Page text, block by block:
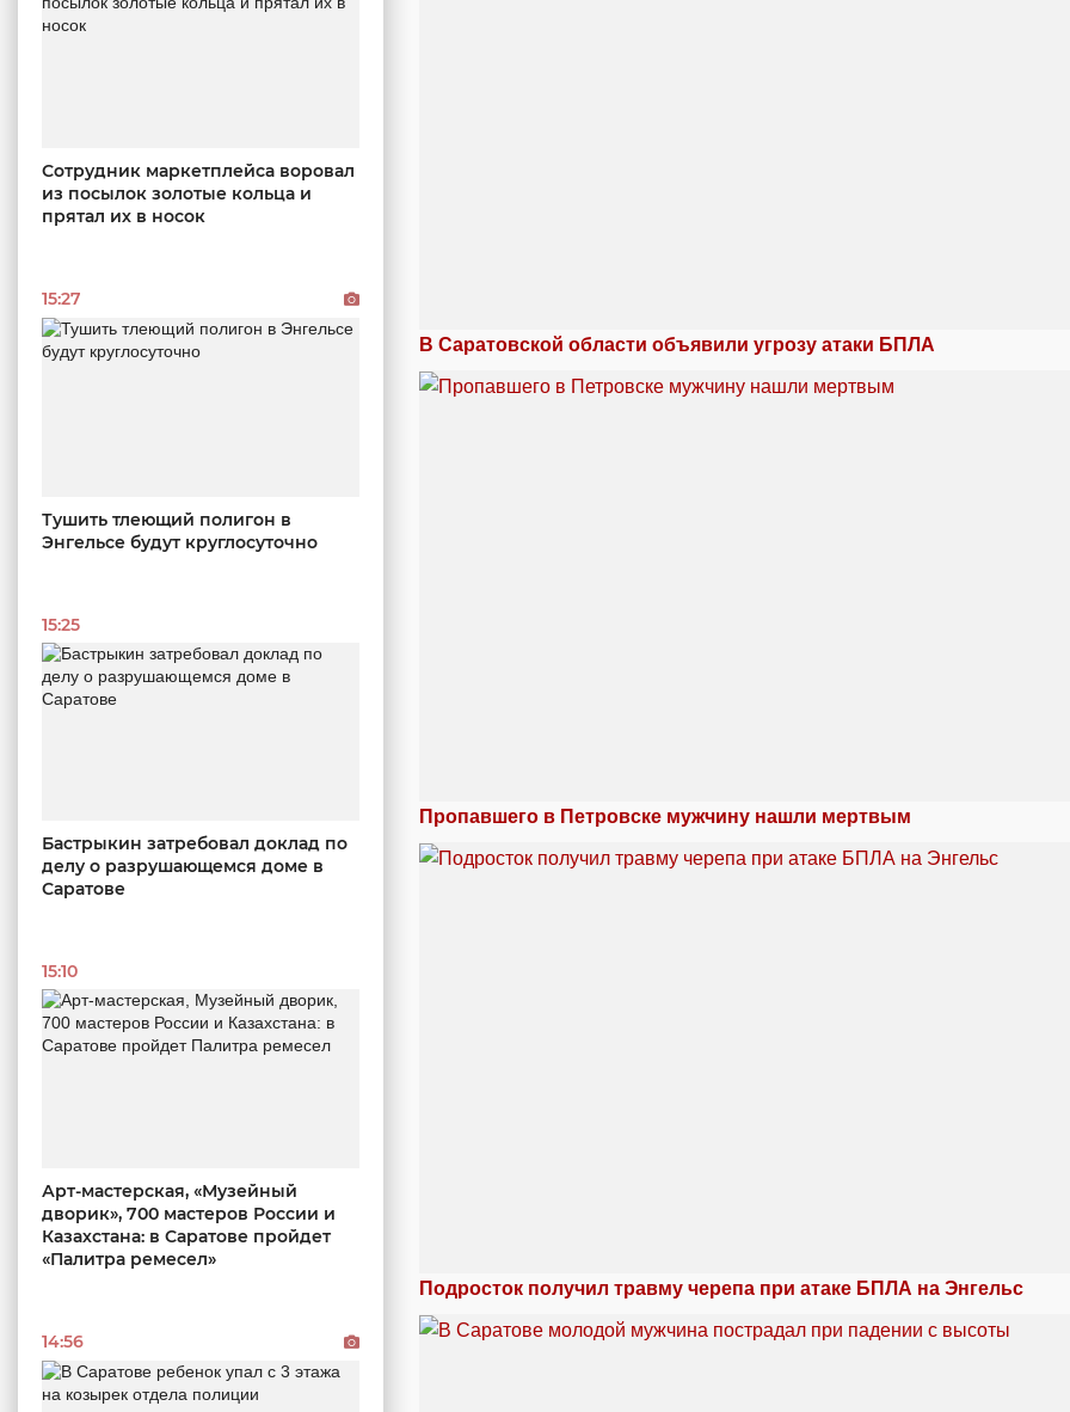
Сотрудник маркетплейса воровал
из посылок золотые кольца и
прятал их в носок
15:27
Тушить тлеющий полигон в
Энгельсе будут круглосуточно
15:25
Бастрыкин затребовал доклад по
делу о разрушающемся доме в
Саратове
15:10
Арт-мастерская, «Музейный
дворик», 700 мастеров России и
Казахстана: в Саратове пройдет
«Палитра ремесел»
14:56
В Саратовской области объявили угрозу атаки БПЛА
Пропавшего в Петровске мужчину нашли мертвым
Подросток получил травму черепа при атаке БПЛА на Энгельс